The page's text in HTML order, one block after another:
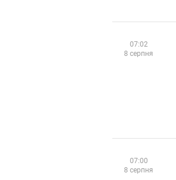
07:02
8 серпня
07:00
8 серпня